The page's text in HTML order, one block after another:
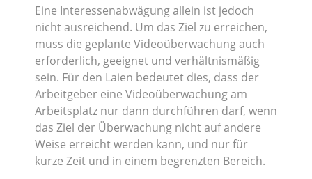
Eine Interessenabwägung allein ist jedoch
nicht ausreichend. Um das Ziel zu erreichen,
muss die geplante Videoüberwachung auch
erforderlich, geeignet und verhältnismäßig
sein. Für den Laien bedeutet dies, dass der
Arbeitgeber eine Videoüberwachung am
Arbeitsplatz nur dann durchführen darf, wenn
das Ziel der Überwachung nicht auf andere
Weise erreicht werden kann, und nur für
kurze Zeit und in einem begrenzten Bereich.